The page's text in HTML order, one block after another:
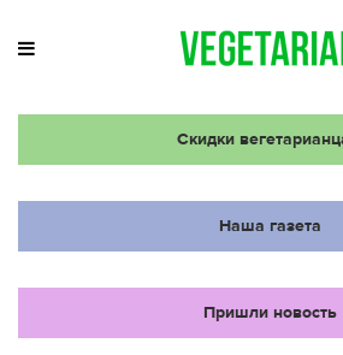
Скидки
Наша газета
Пришли новость